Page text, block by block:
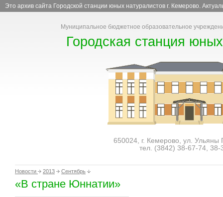
Это архив сайта Городской станции юных натуралистов г. Кемерово.
Муниципальное бюджетное образовательное
Городская станция
650024, г. Кемерово, ул. Ульяны
тел. (3842) 38-67-74, 38-
Новости 2013 Сентябрь
«В стране Юннатии»